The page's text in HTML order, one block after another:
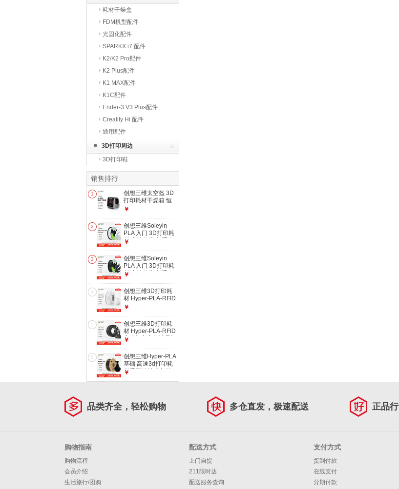
耗材干燥盒
FDM机型配件
光固化配件
SPARKX i7 配件
K2/K2 Pro配件
K2 Plus配件
K1 MAX配件
K1C配件
Ender-3 V3 Plus配件
Creality Hi 配件
通用配件
3D打印周边
3D打印鞋
销售排行
1
创想三维太空盔 3D
打印耗材干燥箱 恒
温烘干防潮防尘 适
TPU PVA 耗材存储
干燥盒 Space Pi V2
Plus 大陆版
￥
2
创想三维Soleyin
PLA 入门 3D打印耗
材 高性价比 新手友
保 净重1kg 【白
色】【PLA】1KG
含料盘
￥
3
创想三维Soleyin
PLA 入门 3D打印耗
材 高性价比 新手友
保 净重1kg 【黑
色】【PLA】1KG
含料盘
￥
4
创想三维3D打印耗
材 Hyper-PLA-RFID
高速打印高韧性易打
能参数识别 净重1kg
白色【Hyper-PLA-
RFID】 【1KG】含
料盘
￥
5
创想三维3D打印耗
材 Hyper-PLA-RFID
高速打印高韧性易打
能参数识别 净重1kg
黑色【Hyper-PLA-
RFID】 【1KG】含
料盘
￥
6
创想三维Hyper-PLA
基础 高速3d打印耗
材通用材料 高韧性
￥
品类齐全，轻松购物 多仓直发，极速配送 正品
购物指南
购物流程
会员介绍
生活旅行/团购
配送方式
上门自提
211限时达
配送服务查询
支付方式
货到付款
在线支付
分期付款